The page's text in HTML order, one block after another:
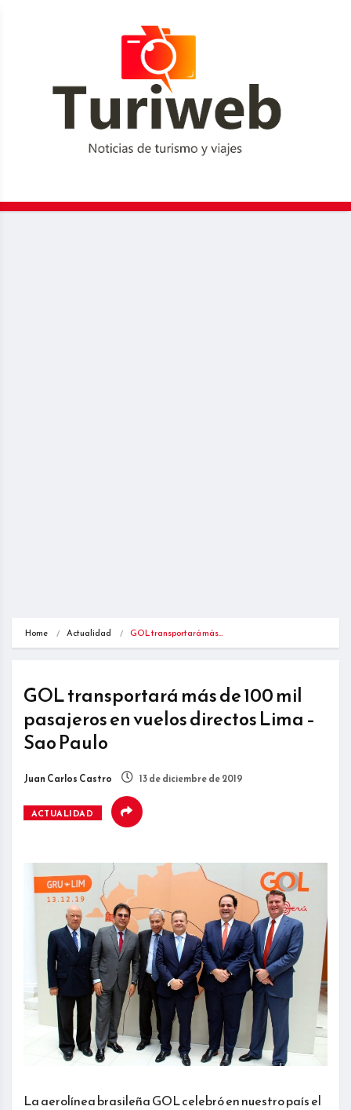
Home Actualidad GOL transportará más…
GOL transportará más de 100 mil
pasajeros en vuelos directos Lima –
Sao Paulo
Juan Carlos Castro 13 de diciembre de 2019
ACTUALIDAD
La aerolínea brasileña GOL celebró en nuestro país el